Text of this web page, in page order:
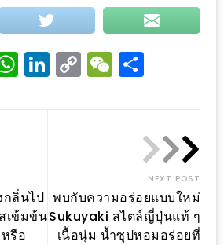
WhatsApp
LinkedIn
CopyWeChat
กลิ่นไป
เข้มข้น
รือ
NEXT POST
พบกับความอร่อยแบบใหม่
Sukuyaki สไตล์ญี่ปุ่นแท้ ๆ
เนื้อนุ่ม น้ำซุปหอมอร่อยที่